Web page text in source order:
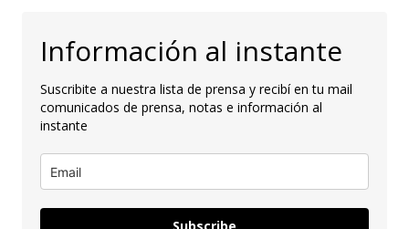
Información al instante
Suscribite a nuestra lista de prensa y recibí en tu mail
comunicados de prensa, notas e información al
instante